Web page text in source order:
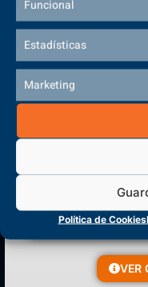
Funcional
Estadísticas
Marketing
Política de Cookies
VER